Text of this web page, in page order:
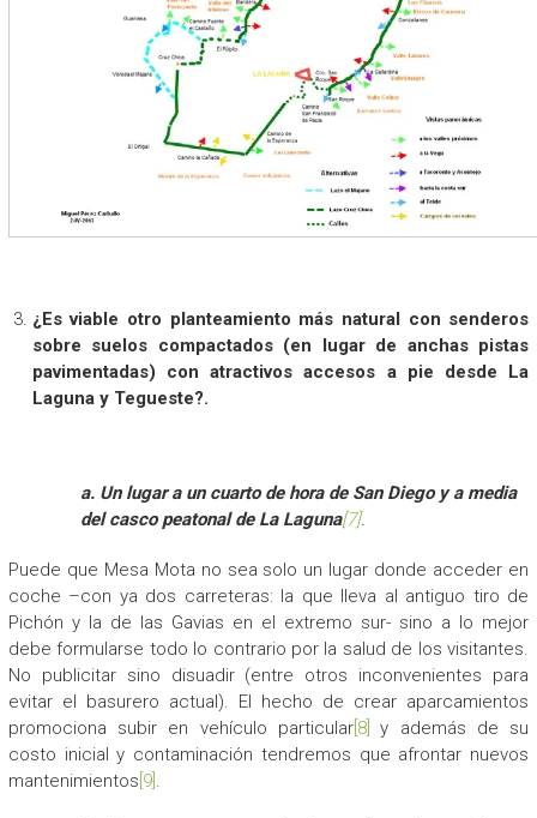
¿Es viable otro planteamiento más natural con senderos
sobre suelos compactados (en lugar de anchas pistas
pavimentadas) con atractivos accesos a pie desde La
Laguna y Tegueste?.
a. Un lugar a un cuarto de hora de San Diego y a media
del casco peatonal deLa Laguna[7].
Puede que Mesa Mota no sea solo un lugar donde acceder en
coche –con ya dos carreteras: la que lleva al antiguo tiro de
Pichón y la de las Gavias en el extremo sur- sino a lo mejor
debe formularse todo lo contrario por la salud de los visitantes.
No publicitar sino disuadir (entre otros inconvenientes para
evitar el basurero actual). El hecho de crear aparcamientos
promociona subir en vehículo particular [8]
y además de su
costo inicial y contaminación tendremos que afrontar nuevos
mantenimientos [9] .